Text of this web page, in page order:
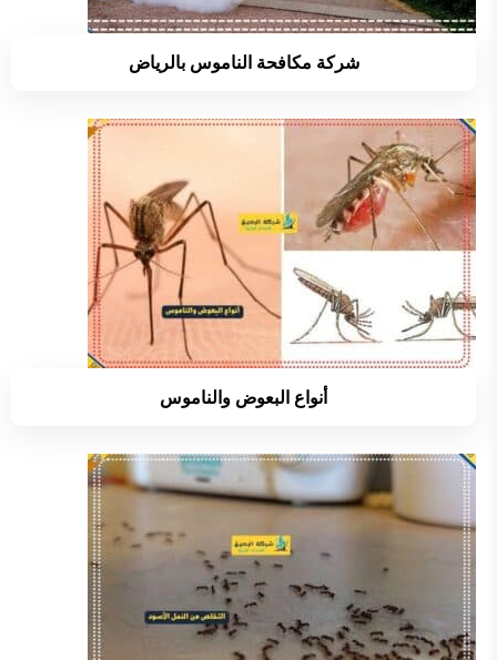
شركة مكافحة الناموس بالرياض
أنواع البعوض والناموس